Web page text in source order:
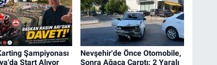
Şampiyonası
Start Alıyor
Nevşehir'de Önce Otomobile,
Sonra Ağaca Çarptı: 2 Yaralı